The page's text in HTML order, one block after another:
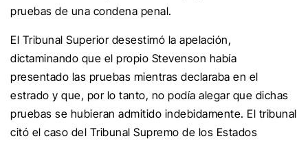
pruebas de una condena penal.
El Tribunal Superior desestimó la apelación,
dictaminando que el propio Stevenson había
presentado las pruebas mientras declaraba en el
estrado y que, por lo tanto, no podía alegar que dichas
pruebas se hubieran admitido indebidamente. El tribunal
citó el caso del Tribunal Supremo de los Estados